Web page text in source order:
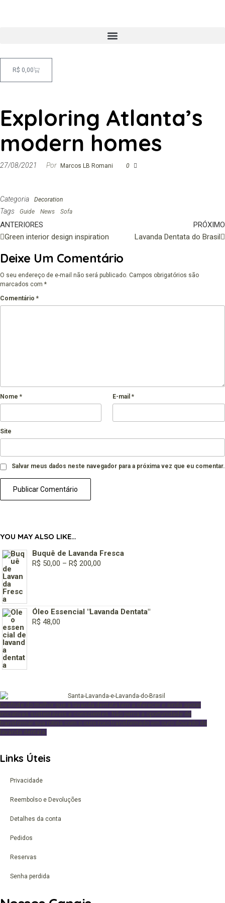
R$ 0,00
Exploring Atlanta’s
modern homes
27/08/2021 Por Marcos LB Romani 0
Categoria Decoration
Tags Guide News Sofa
ANTERIORES
Green interior design inspiration
PRÓXIMO
Lavanda Dentata do Brasil
Deixe Um Comentário
O seu endereço de e-mail não será publicado. Campos obrigatórios são
marcados com *
Comentário *
Nome * E-mail *
Site
Salvar meus dados neste navegador para a próxima vez que eu comentar.
YOU MAY ALSO LIKE…
Buquê de Lavanda Fresca
R$ 50,00 – R$ 200,00
Óleo Essencial "Lavanda Dentata"
R$ 48,00
Desfrute do melhor que a lavanda dentata tem a oferecer e ainda apoiar
iniciativas sustentáveis e conscientes. Não perca a oportunidade de
transformar sua rotina com o ouro roxo transformado em ouro dourado da
lavanda dentata.
Links Úteis
Privacidade
Reembolso e Devoluções
Detalhes da conta
Pedidos
Reservas
Senha perdida